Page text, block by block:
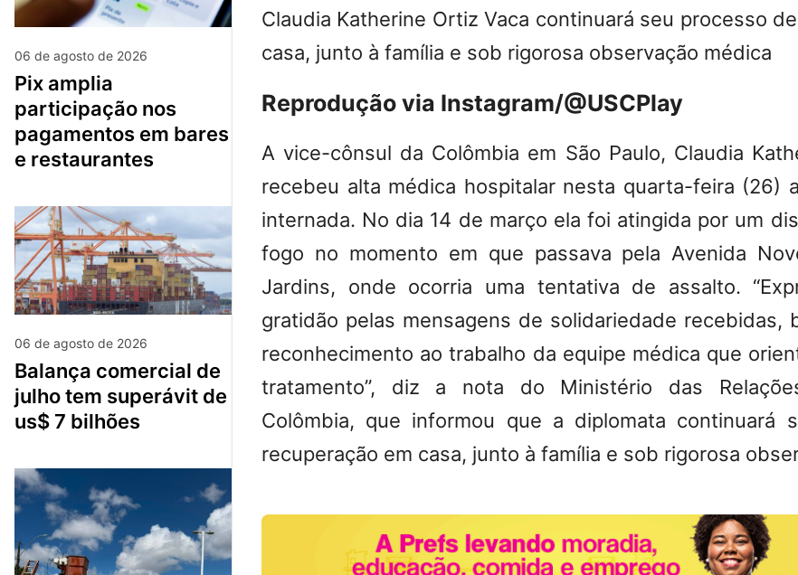
06 de agosto de 2026
pix amplia
participação nos
pagamentos em bares
e restaurantes
06 de agosto de 2026
balança comercial de
julho tem superávit de
us$ 7 bilhões
Claudia Katherine Ortiz Vaca continuará seu processo
casa, junto à família e sob rigorosa observação médica
Reprodução via Instagram/@USCPlay
A vice-cônsul da Colômbia em São Paulo, Claudia
recebeu alta médica hospitalar nesta quarta-feira (26)
internada. No dia 14 de março ela foi atingida por um
fogo no momento em que passava pela Avenida
Jardins, onde ocorria uma tentativa de assalto.
gratidão pelas mensagens de solidariedade recebidas,
reconhecimento ao trabalho da equipe médica que
tratamento”, diz a nota do Ministério das
Colômbia, que informou que a diplomata continuará
recuperação em casa, junto à família e sob rigorosa